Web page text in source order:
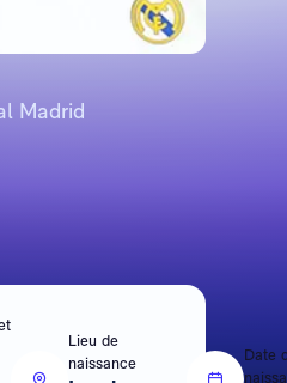
Madrid
Lieu de
naissance
Date